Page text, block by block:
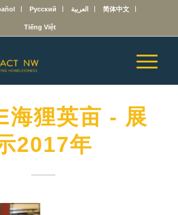
Русский العربية 简体中文
Tiếng Việt
海狸英亩 - 展
2017年